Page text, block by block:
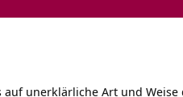
unerklärliche Art und